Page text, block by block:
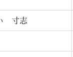
サイトマップ ご
寸志